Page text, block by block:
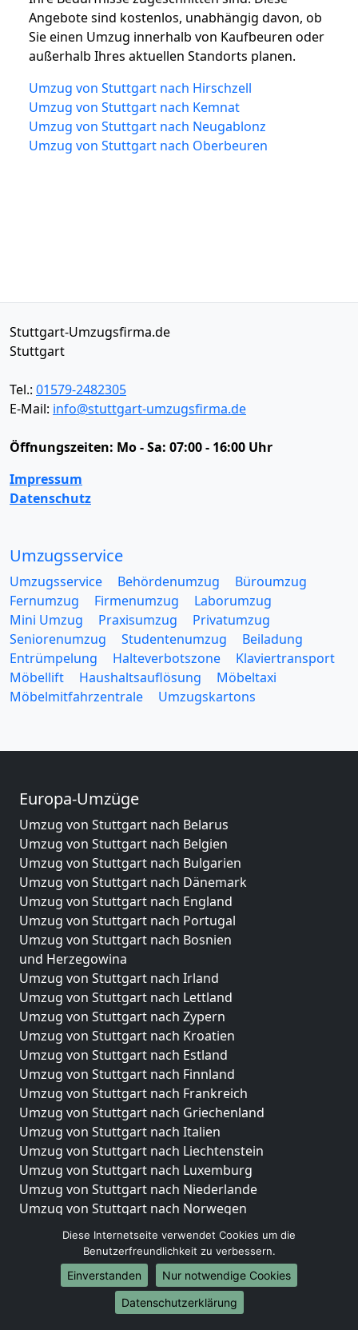
Angebote sind kostenlos, unabhängig davon, ob
Sie einen Umzug innerhalb von Kaufbeuren oder
außerhalb Ihres aktuellen Standorts planen.
Umzug von Stuttgart nach Hirschzell
Umzug von Stuttgart nach Kemnat
Umzug von Stuttgart nach Neugablonz
Umzug von Stuttgart nach Oberbeuren
Stuttgart-Umzugsfirma.de
Stuttgart
Tel.: 01579-2482305
E-Mail: info@stuttgart-umzugsfirma.de
Öffnungszeiten: Mo - Sa: 07:00 - 16:00 Uhr
Impressum
Datenschutz
Umzugsservice
Umzugsservice Behördenumzug
Büroumzug
Fernumzug
Firmenumzug
Laborumzug
Mini Umzug
Praxisumzug
Privatumzug
Seniorenumzug
Studentenumzug
Beiladung
Entrümpelung
Halteverbotszone
Klaviertransport
Möbellift
Haushaltsauflösung
Möbeltaxi
Möbelmitfahrzentrale
Umzugskartons
Europa-Umzüge
Umzug von Stuttgart nach Belarus
Umzug von Stuttgart nach Belgien
Umzug von Stuttgart nach Bulgarien
Umzug von Stuttgart nach Dänemark
Umzug von Stuttgart nach England
Umzug von Stuttgart nach Portugal
Umzug von Stuttgart nach Bosnien
und Herzegowina
Umzug von Stuttgart nach Irland
Umzug von Stuttgart nach Lettland
Umzug von Stuttgart nach Zypern
Umzug von Stuttgart nach Kroatien
Umzug von Stuttgart nach Estland
Umzug von Stuttgart nach Finnland
Umzug von Stuttgart nach Frankreich
Umzug von Stuttgart nach Griechenland
Umzug von Stuttgart nach Italien
Umzug von Stuttgart nach Liechtenstein
Umzug von Stuttgart nach Luxemburg
Umzug von Stuttgart nach Niederlande
Umzug von Stuttgart nach Norwegen
Umzüge-Deutschlandweit
Umzug von Stuttgart nach Berlin
Umzug von Stuttgart nach Hamburg
Umzug von Stuttgart nach München
Diese Internetseite verwendet Cookies um die
Benutzerfreundlichkeit zu verbessern.
Einverstanden
Nur notwendige Cookies
Datenschutzerklärung